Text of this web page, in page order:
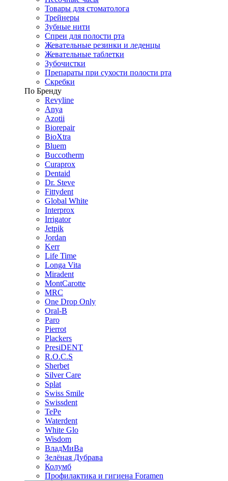
Товары для стоматолога
Трейнеры
Зубные нити
Спреи для полости рта
Жевательные резинки и леденцы
Жевательные таблетки
Зубочистки
Препараты при сухости полости рта
Скребки
По Бренду
Revyline
Anya
Azotii
Biorepair
BioXtra
Bluem
Buccotherm
Curaprox
Dentaid
Dr. Steve
Fittydent
Global White
Interprox
Irrigator
Jetpik
Jordan
Kerr
Life Time
Longa Vita
Miradent
MontCarotte
MRC
One Drop Only
Oral-B
Paro
Pierrot
Plackers
PresiDENT
R.O.C.S
Sherbet
Silver Care
Splat
Swiss Smile
Swissdent
TePe
Waterdent
White Glo
Wisdom
ВладМиВа
Зелёная Дубрава
Колумб
Профилактика и гигиена Foramen